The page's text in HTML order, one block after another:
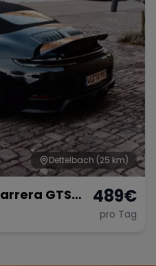
Dodge
Aston Martin
Maserati
Dettelbach (25 km)
GTS
489€
pro Tag